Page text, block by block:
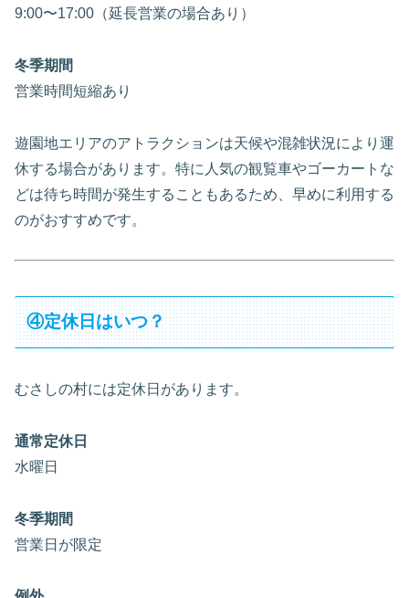
9:00〜17:00（延長営業の場合あり）
冬季期間
営業時間短縮あり
遊園地エリアのアトラクションは天候や混雑状況により運
休する場合があります。特に人気の観覧車やゴーカートな
どは待ち時間が発生することもあるため、早めに利用する
のがおすすめです。
④定休日はいつ？
むさしの村には定休日があります。
通常定休日
水曜日
冬季期間
営業日が限定